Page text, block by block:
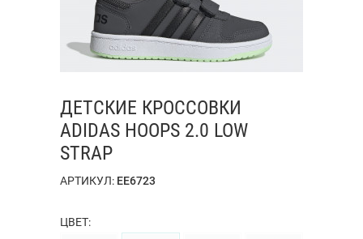
ДЕТСКИЕ КРОССОВКИ
ADIDAS HOOPS 2.0 LOW
STRAP
АРТИКУЛ: EE6723
ЦВЕТ: